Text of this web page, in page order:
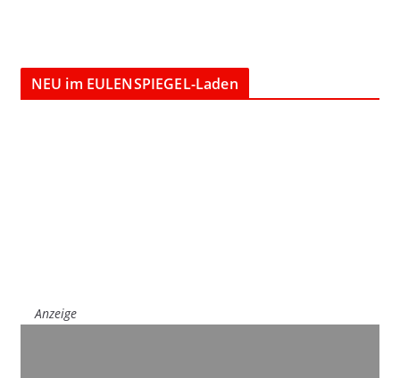
NEU im EULENSPIEGEL-Laden
Anzeige